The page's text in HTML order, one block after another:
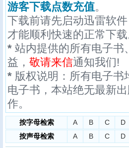
游客下载点数充值。
下载前请先启动迅雷软
才能顺利快速的正常下载
* 站内提供的所有电子书
益， 敬请来信通知我们!
* 版权说明：所有电子书
电子书，本站绝无最新
作。
按字母检索 A B C D
按声母检索
A B C D